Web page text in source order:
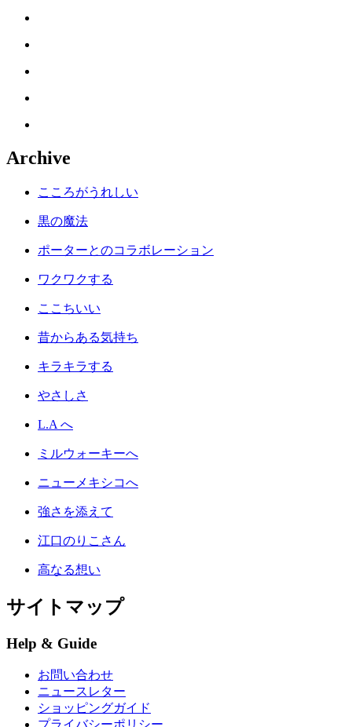
Archive
こころがうれしい
黒の魔法
ポーターとのコラボレーション
ワクワクする
ここちいい
昔からある気持ち
キラキラする
やさしさ
L.A へ
ミルウォーキーへ
ニューメキシコへ
強さを添えて
江口のりこさん
高なる想い
サイトマップ
Help & Guide
お問い合わせ
ニュースレター
ショッピングガイド
プライバシーポリシー